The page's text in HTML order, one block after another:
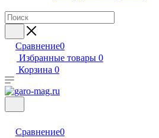
Сравнение0
Избранные товары 0
Корзина 0
Сравнение0